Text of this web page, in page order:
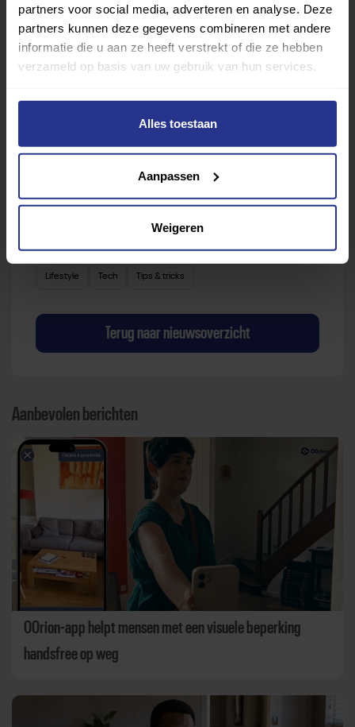
partners voor social media, adverteren en analyse. Deze
partners kunnen deze gegevens combineren met andere
informatie die u aan ze heeft verstrekt of die ze hebben
verzameld op basis van uw gebruik van hun services.
Alles toestaan
Aanpassen
Weigeren
vind je gemakkelijk jouw favoriete sport of activiteit.
Met meer dan 4250 sportclubs is er altijd een sport
die bij je past.
Ervaringen Esports Gezondheid Inspiratie
Lifestyle Tech Tips & tricks
Terug naar nieuwsoverzicht
Aanbevolen berichten
OOrion-app helpt mensen met een visuele beperking
handsfree op weg